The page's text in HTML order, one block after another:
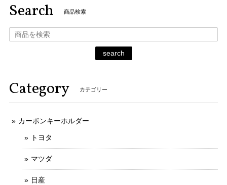
Search 商品検索
search
Category カテゴリー
カーボンキーホルダー
トヨタ
マツダ
日産